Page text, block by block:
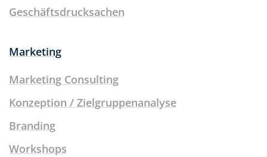
Geschäftsdrucksachen
Marketing
Marketing Consulting
Konzeption / Zielgruppenanalyse
Branding
Workshops